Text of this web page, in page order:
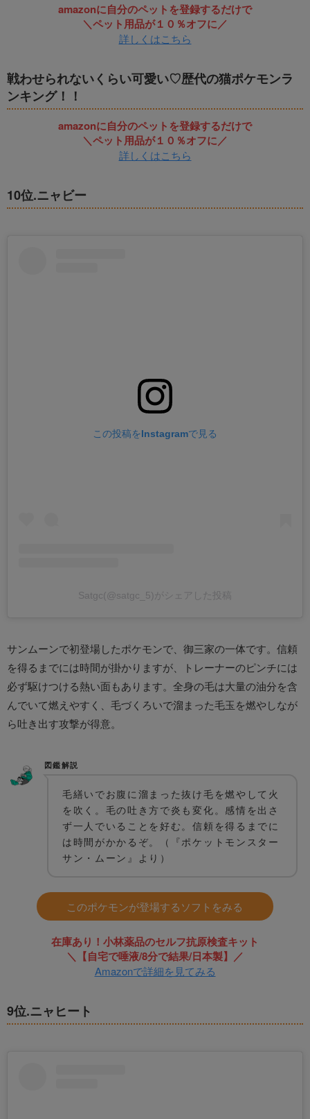
amazonに自分のペットを登録するだけで
＼ペット用品が１０％オフに／
詳しくはこちら
戦わせられないくらい可愛い♡歴代の猫ポケモンラ
ンキング！！
amazonに自分のペットを登録するだけで
＼ペット用品が１０％オフに／
詳しくはこちら
10位.ニャビー
この投稿をInstagramで見る
Satgc(@satgc_5)がシェアした投稿
サンムーンで初登場したポケモンで、御三家の一体です。信頼
を得るまでには時間が掛かりますが、トレーナーのピンチには
必ず駆けつける熱い面もあります。全身の毛は大量の油分を含
んでいて燃えやすく、毛づくろいで溜まった毛玉を燃やしなが
ら吐き出す攻撃が得意。
図鑑解説
毛繕いでお腹に溜まった抜け毛を燃やして火
を吹く。毛の吐き方で炎も変化。感情を出さ
ず一人でいることを好む。信頼を得るまでに
は時間がかかるぞ。（『ポケットモンスター
サン・ムーン』より）
このポケモンが登場するソフトをみる
在庫あり！小林薬品のセルフ抗原検査キット
＼【自宅で唾液/8分で結果/日本製】／
Amazonで詳細を見てみる
9位.ニャヒート